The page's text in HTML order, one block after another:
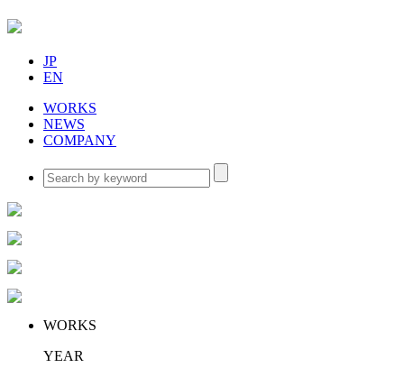
JP
EN
WORKS
NEWS
COMPANY
WORKS
YEAR